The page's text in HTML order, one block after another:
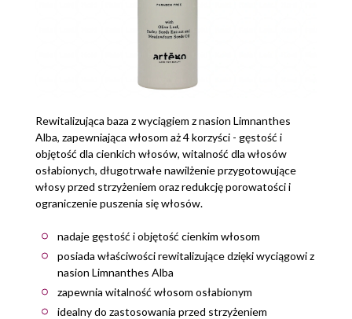
Rewitalizująca baza z wyciągiem z nasion Limnanthes
Alba, zapewniająca włosom aż 4 korzyści - gęstość i
objętość dla cienkich włosów, witalność dla włosów
osłabionych, długotrwałe nawilżenie przygotowujące
włosy przed strzyżeniem oraz redukcję porowatości i
ograniczenie puszenia się włosów.
nadaje gęstość i objętość cienkim włosom
posiada właściwości rewitalizujące dzięki wyciągowi z
nasion Limnanthes Alba
zapewnia witalność włosom osłabionym
idealny do zastosowania przed strzyżeniem